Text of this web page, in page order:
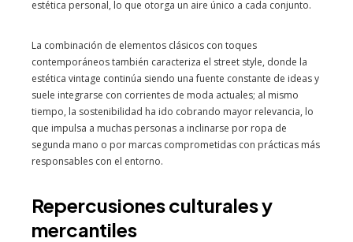
estética personal, lo que otorga un aire único a cada conjunto.
La combinación de elementos clásicos con toques
contemporáneos también caracteriza el street style, donde la
estética vintage continúa siendo una fuente constante de ideas y
suele integrarse con corrientes de moda actuales; al mismo
tiempo, la sostenibilidad ha ido cobrando mayor relevancia, lo
que impulsa a muchas personas a inclinarse por ropa de
segunda mano o por marcas comprometidas con prácticas más
responsables con el entorno.
Repercusiones culturales y
mercantiles